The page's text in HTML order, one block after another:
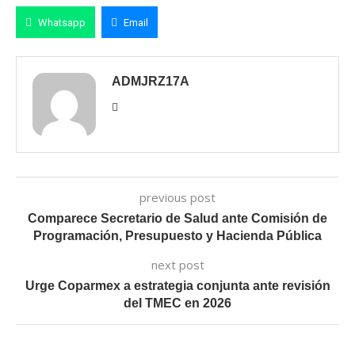
Whatsapp Email
ADMJRZ17A
previous post
Comparece Secretario de Salud ante Comisión de
Programación, Presupuesto y Hacienda Pública
next post
Urge Coparmex a estrategia conjunta ante revisión
del TMEC en 2026